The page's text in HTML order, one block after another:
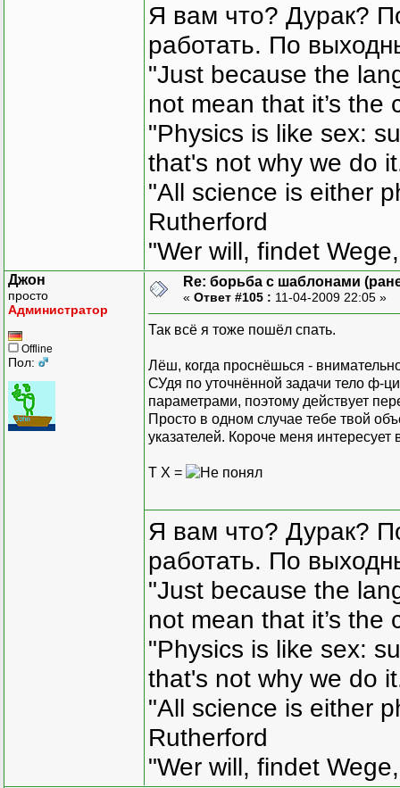
Я вам что? Дурак?
работать. По
"Just because the
not mean that it’s the
"Physics is like sex:
that's not why we do
"All science is either
Rutherford
"Wer will, findet
Джон
просто
Администратор
Offline
Пол:
Re: борьба с шаблонами
« Ответ #105 : 11-04-2009 22:05 »
Так всё я тоже пошёл спать.
Лёш, когда проснёшься -
СУдя по уточнённой задачи тело ф-
параметрами, поэтому действует
Просто в одном случае тебе твой
указателей. Короче меня интересует
T X =
Я вам что? Дурак?
работать. По
"Just because the
not mean that it’s the
"Physics is like sex:
that's not why we do
"All science is either
Rutherford
"Wer will, findet